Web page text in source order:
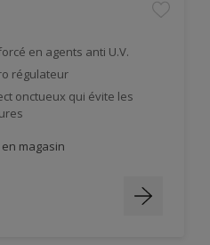
en agents anti U.V.
régulateur
onctueux qui évite les
magasin